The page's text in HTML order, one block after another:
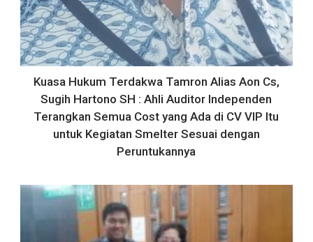
Kuasa Hukum Terdakwa Tamron Alias Aon Cs,
Sugih Hartono SH : Ahli Auditor Independen
Terangkan Semua Cost yang Ada di CV VIP Itu
untuk Kegiatan Smelter Sesuai dengan
Peruntukannya